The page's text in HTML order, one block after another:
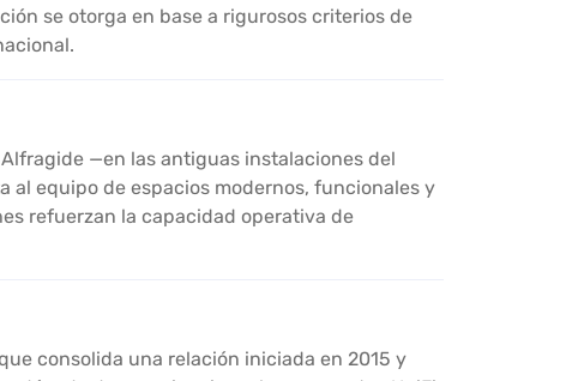
se otorga en base a rigurosos criterios de
—en las antiguas instalaciones del
al equipo de espacios modernos, funcionales y
refuerzan la capacidad operativa de
consolida una relación iniciada en 2015 y